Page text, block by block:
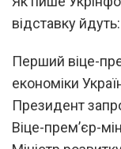
відставку йдуть:
Перший віце-
економіки
Президент
Віце-прем’єр-